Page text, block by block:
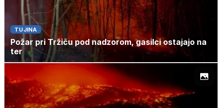
TUJINA
Požar pri Tržiču pod nadzorom, gasilci ostajajo na
ter